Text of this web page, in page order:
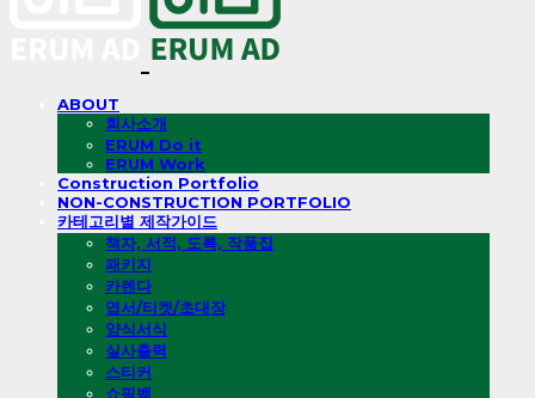
ABOUT
회사소개
ERUM Do it
ERUM Work
Construction Portfolio
NON-CONSTRUCTION PORTFOLIO
카테고리별 제작가이드
책자, 서적, 도록, 작품집
패키지
카렌다
엽서/티켓/초대장
양식서식
실사출력
스티커
쇼핑백